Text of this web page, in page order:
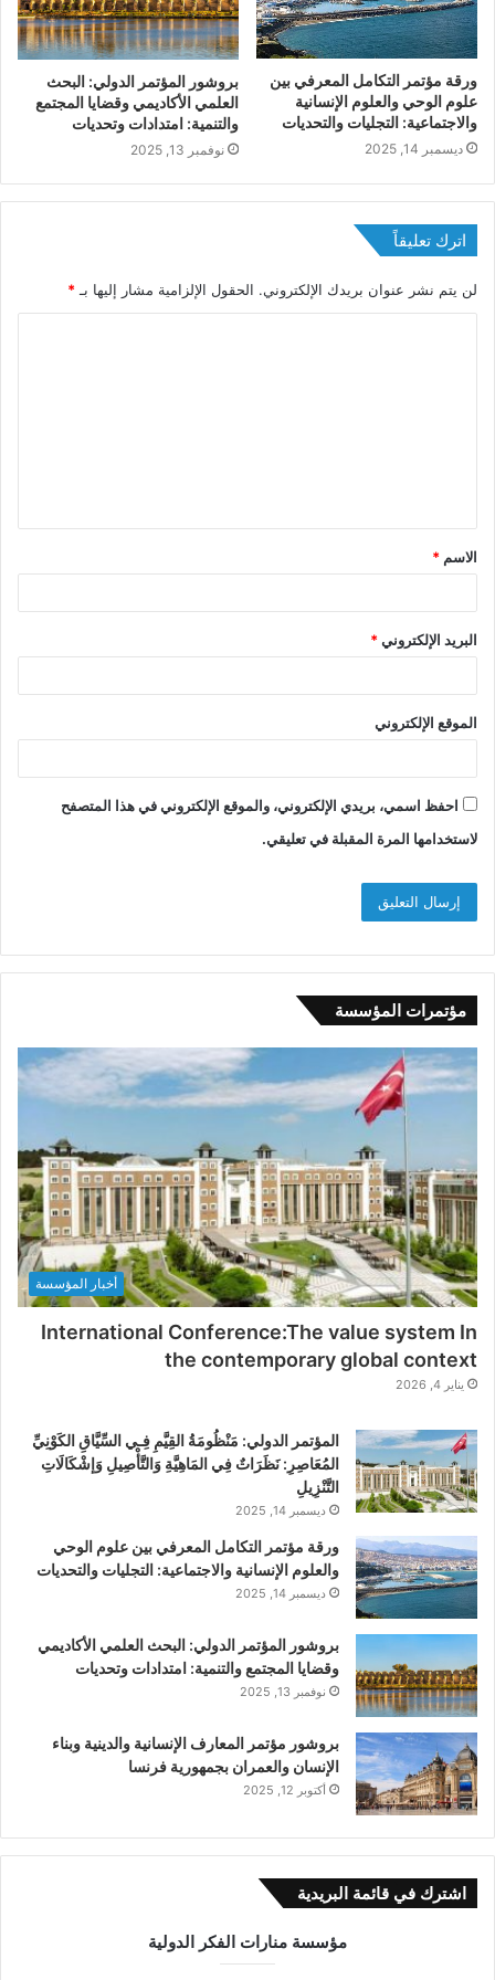
ورقة مؤتمر التكامل المعرفي بين
علوم الوحي والعلوم الإنسانية
والاجتماعية: التجليات والتحديات
ديسمبر 14, 2025
بروشور المؤتمر الدولي: اﻟﺒﺤﺚ
اﻟﻌﻠﻤﻲ اﻷﻛﺎدﻳﻤﻲ وﻗﻀﺎﻳﺎ اﻟﻤﺠﺘﻤﻊ
واﻟﺘﻨﻤﻴﺔ: اﻣﺘﺪادات وتحديات
نوفمبر 13, 2025
اترك تعليقاً
لن يتم نشر عنوان بريدك الإلكتروني. الحقول الإلزامية مشار إليها بـ*
ق
*
الاسم *
البريد الإلكتروني*
الموقع الإلكتروني
احفظ اسمي، بريدي الإلكتروني، والموقع الإلكتروني في هذا المتصفح
لاستخدامها المرة المقبلة في تعليقي.
مؤتمرات المؤسسة
أخبار المؤسسة
International Conference:The value system In
the contemporary global context
يناير 4, 2026
المؤتمر الدولي: مَنْظُومَةُ القِيَّمِ فِـي السِّيَّاقِ الكَوْنِيِّ
المُعَاصِرِ: نَظَرَاتٌ فِي المَاهِيَّةِ وَالتَّأْصِيلِ وَإشْكَالَاتِ
التَّنْزِيلِ
ديسمبر 14, 2025
ورقة مؤتمر التكامل المعرفي بين علوم الوحي
والعلوم الإنسانية والاجتماعية: التجليات والتحديات
ديسمبر 14, 2025
بروشور المؤتمر الدولي: اﻟﺒﺤﺚ اﻟﻌﻠﻤﻲ اﻷﻛﺎدﻳﻤﻲ
وﻗﻀﺎﻳﺎ اﻟﻤﺠﺘﻤﻊ واﻟﺘﻨﻤﻴﺔ: اﻣﺘﺪادات وتحديات
نوفمبر 13, 2025
بروشور مؤتمر المعارف الإنسانية والدينية وبناء
الإنسان والعمران بجمهورية فرنسا
أكتوبر 12, 2025
اشترك في قائمة البريدية
مؤسسة منارات الفكر الدولية